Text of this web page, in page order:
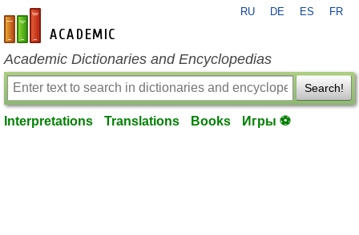
en-academic.com
RU DE ES FR
Academic Dictionaries and Encyclopedias
Search!
Interpretations Translations Books Игры ⚽